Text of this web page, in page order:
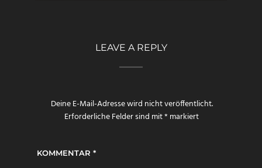
LEAVE A REPLY
Deine E-Mail-Adresse wird nicht veröffentlicht.
Erforderliche Felder sind mit*markiert
KOMMENTAR *